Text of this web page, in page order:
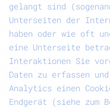
gelangt sind
Unterseiten der
haben oder wie oft
eine Unterseite
Interaktionen Sie
Daten zu erfassen
Analytics einen
Endgerät (siehe zum